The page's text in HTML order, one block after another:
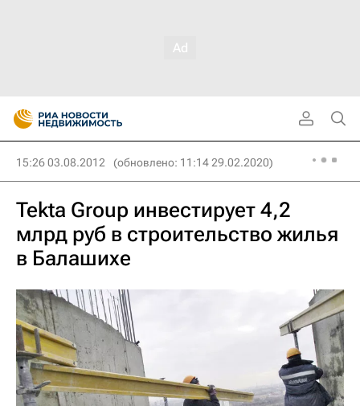
15:26 03.08.2012 (обновлено: 11:14 29.02.2020)
Tekta Group инвестирует 4,2
млрд руб в строительство жилья
в Балашихе